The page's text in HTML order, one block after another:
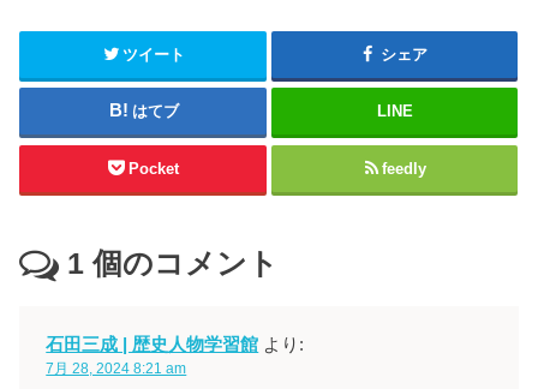
ツイート シェア
はてブ LINE
Pocket feedly
1 個のコメント
石田三成 | 歴史人物学習館 より:
7月 28, 2024 8:21 am